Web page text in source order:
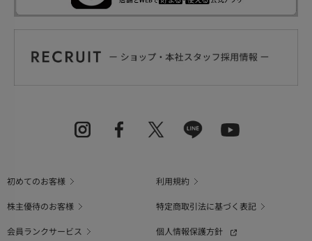
初めてのお客様
利用規約
株主優待のお客様
特定商取引法に基づく表記
会員ランクサービス
個人情報保護方針